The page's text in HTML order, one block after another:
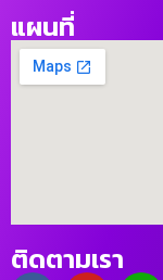
แผนที่
ติดตามเรา